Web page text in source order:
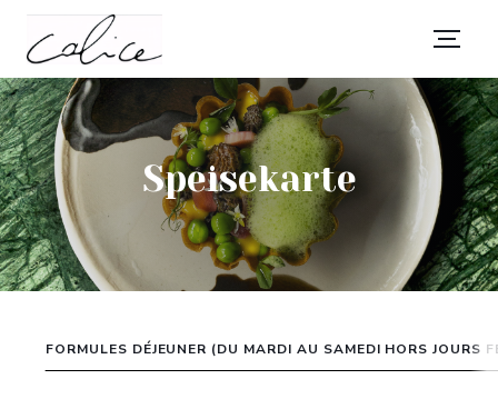
Speisekarte
FORMULES DÉJEUNER (DU MARDI AU SAMEDI HORS JOURS